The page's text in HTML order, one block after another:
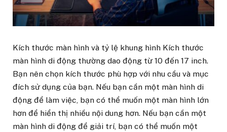
Kích thước màn hình và tỷ lệ khung hình Kích thước
màn hình di động thường dao động từ 10 đến 17 inch.
Bạn nên chọn kích thước phù hợp với nhu cầu và mục
đích sử dụng của bạn. Nếu bạn cần một màn hình di
động để làm việc, bạn có thể muốn một màn hình lớn
hơn để hiển thị nhiều nội dung hơn. Nếu bạn cần một
màn hình di động để giải trí, bạn có thể muốn một